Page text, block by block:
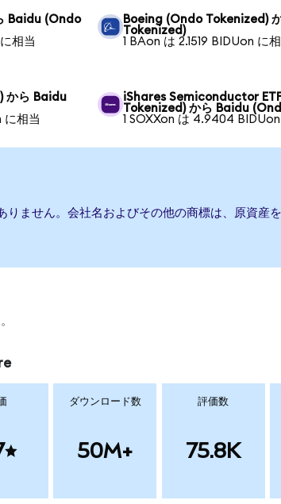
Baidu (Ondo
相当
Boeing (Ondo Tokenized)
Tokenized)
1 BAon は 2.1519 BIDUon に
から Baidu
に相当
iShares Semiconductor
Tokenized) から Baidu
1 SOXXon は 4.9404
ません。会社名およびその他の商標は、原資産
ダウンロード数
50M+
評価数
75.8K